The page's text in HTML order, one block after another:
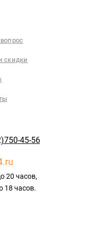
скидки
45-56
20 часов,
18 часов.